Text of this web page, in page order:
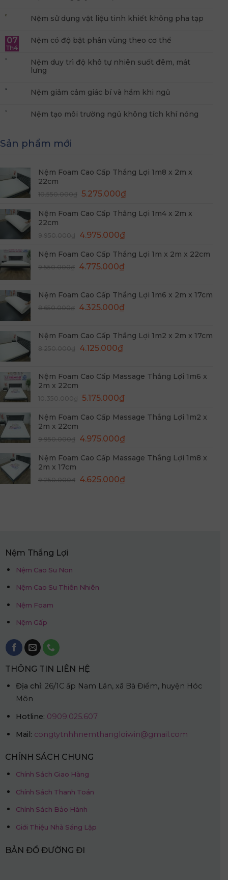
Nệm sử dụng vật liệu tinh khiết không pha tạp
07
Th4
Nệm có độ bật phân vùng theo cơ thể
Nệm duy trì độ khô tự nhiên suốt đêm, mát
lưng
Nệm giảm cảm giác bí và hầm khi ngủ
Nệm tạo môi trường ngủ không tích khí nóng
Sản phẩm mới
Nệm Foam Cao Cấp Thắng Lợi 1m8 x 2m x
22cm
10.550.000₫ Giá
là:
5.275.000₫Giá
tại
Nệm Foam Cao Cấp Thắng Lợi 1m4 x 2m x
22cm
9.950.000₫ Giá
là:
9.950.000₫.
4.975.000₫Giá
tại
là:
Nệm Foam Cao Cấp Thắng Lợi 1m x 2m x 22cm
9.550.000₫ Giá
9.550.000₫.
4.775.000₫Giá
là:
4.775.000₫.
Nệm Foam Cao Cấp Thắng Lợi 1m6 x 2m x 17cm
8.650.000₫ Giá
8.650.000₫.
4.325.000₫Giá
là:
Nệm Foam Cao Cấp Thắng Lợi 1m2 x 2m x 17cm
8.250.000₫ Giá
8.250.000₫.
4.125.000₫Giá
là:
Nệm Foam Cao Cấp Massage Thắng Lợi 1m6 x
2m x 22cm
10.350.000₫ Giá
là:
5.175.000₫Giá
tại
5.175.000₫.
Nệm Foam Cao Cấp Massage Thắng Lợi 1m2 x
2m x 22cm
9.950.000₫ Giá
là:
4.975.000₫Giá
tại
4.975.000₫.
Nệm Foam Cao Cấp Massage Thắng Lợi 1m8 x
2m x 17cm
9.250.000₫ Giá
4.625.000₫Giá
Nệm Thắng Lợi
Nệm Cao Su Non
Nệm Cao Su Thiên Nhiên
Nệm Foam
Nệm Gấp
THÔNG TIN LIÊN HỆ
Địa chỉ: 26/1C ấp Nam Lân, xã Bà Điểm, huyện Hóc
Môn
Hotline: 0909.025.607
Mail: congtytnhhnemthangloiwin@gmail.com
CHÍNH SÁCH CHUNG
Chính Sách Giao Hàng
Chính Sách Thanh Toán
Chính Sách Bảo Hành
Giới Thiệu Nhà Sáng Lập
BẢN ĐỒ ĐƯỜNG ĐI